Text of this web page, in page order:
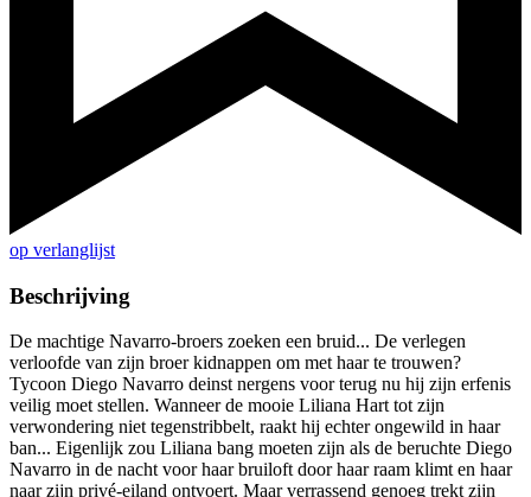
op verlanglijst
Beschrijving
De machtige Navarro-broers zoeken een bruid... De verlegen
verloofde van zijn broer kidnappen om met haar te trouwen?
Tycoon Diego Navarro deinst nergens voor terug nu hij zijn erfenis
veilig moet stellen. Wanneer de mooie Liliana Hart tot zijn
verwondering niet tegenstribbelt, raakt hij echter ongewild in haar
ban... Eigenlijk zou Liliana bang moeten zijn als de beruchte Diego
Navarro in de nacht voor haar bruiloft door haar raam klimt en haar
naar zijn privé-eiland ontvoert. Maar verrassend genoeg trekt zijn